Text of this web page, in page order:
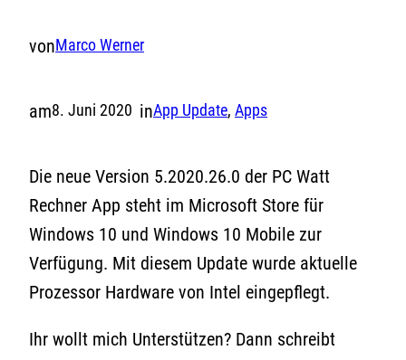
vonMarco Werner
am8. Juni 2020 inApp Update, Apps
Die neue Version 5.2020.26.0 der PC Watt
Rechner App steht im Microsoft Store für
Windows 10 und Windows 10 Mobile zur
Verfügung. Mit diesem Update wurde aktuelle
Prozessor Hardware von Intel eingepflegt.
Ihr wollt mich Unterstützen? Dann schreibt